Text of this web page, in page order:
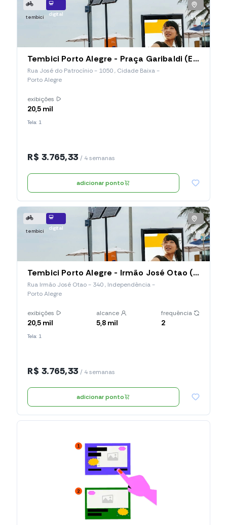
tembici digital
1 km
Tembici Porto Alegre - Praça Garibaldi (Estação 026), Rua José Do Patrocínio
Rua José do Patrocínio - 1050 , Cidade Baixa -
Porto Alegre
exibições
20,5 mil
Tela: 1
R$ 3.765,33 / 4 semanas
adicionar ponto
tembici digital
1 km
Tembici Porto Alegre - Irmão José Otao (Estação 035), Rua Irmão José Otao
Rua Irmão José Otao - 340 , Independência -
Porto Alegre
exibições
20,5 mil
alcance
5,8 mil
frequência
2
Tela: 1
R$ 3.765,33 / 4 semanas
adicionar ponto